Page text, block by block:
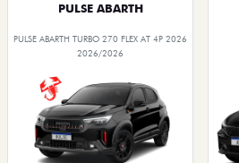
PULSE ABARTH
PULSE ABARTH TURBO 270 FLEX AT 4P 2026
2026/2026